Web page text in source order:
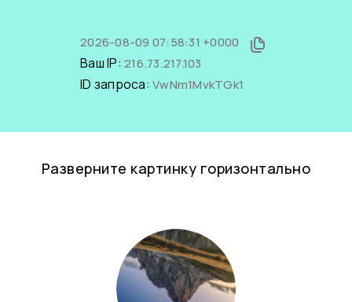
2026-08-09 07:58:31 +0000
Ваш IP: 216.73.217.103
ID запроса: VwNm1MvkTGk1
Разверните картинку горизонтально